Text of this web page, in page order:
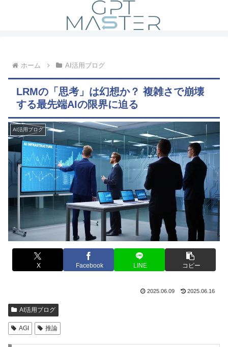
ホーム AI活用ブログ
LRMの「思考」は幻想か？ 複雑さで崩壊
する最先端AIの限界に迫る
AI活用ブログ
X Facebook LINE コピー
2025.06.09 2025.06.16
AI活用ブログ
AGI 推論